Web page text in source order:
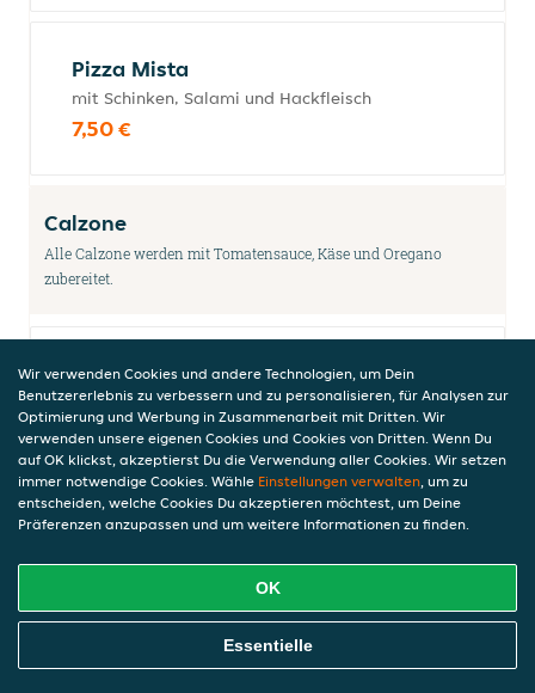
Pizza Mista
mit Schinken, Salami und Hackfleisch
7,50 €
Calzone
Alle Calzone werden mit Tomatensauce, Käse und Oregano
zubereitet.
Calzone 3
mit Dönerfleisch, Weißkraut, Rotkraut und
Zwiebeln
7,00 €
Calzone 4
mit Gyros, Zwiebeln, Paprika und
Champignons
Online Essen Bestellen
Wir verwenden Cookies und andere Technologien, um Dein
Benutzererlebnis zu verbessern und zu personalisieren, für Analysen zur
Optimierung und Werbung in Zusammenarbeit mit Dritten. Wir
verwenden unsere eigenen Cookies und Cookies von Dritten. Wenn Du
auf OK klickst, akzeptierst Du die Verwendung aller Cookies. Wir setzen
immer notwendige Cookies. Wähle Einstellungen verwalten, um zu
entscheiden, welche Cookies Du akzeptieren möchtest, um Deine
Präferenzen anzupassen und um weitere Informationen zu finden.
OK
Essentielle